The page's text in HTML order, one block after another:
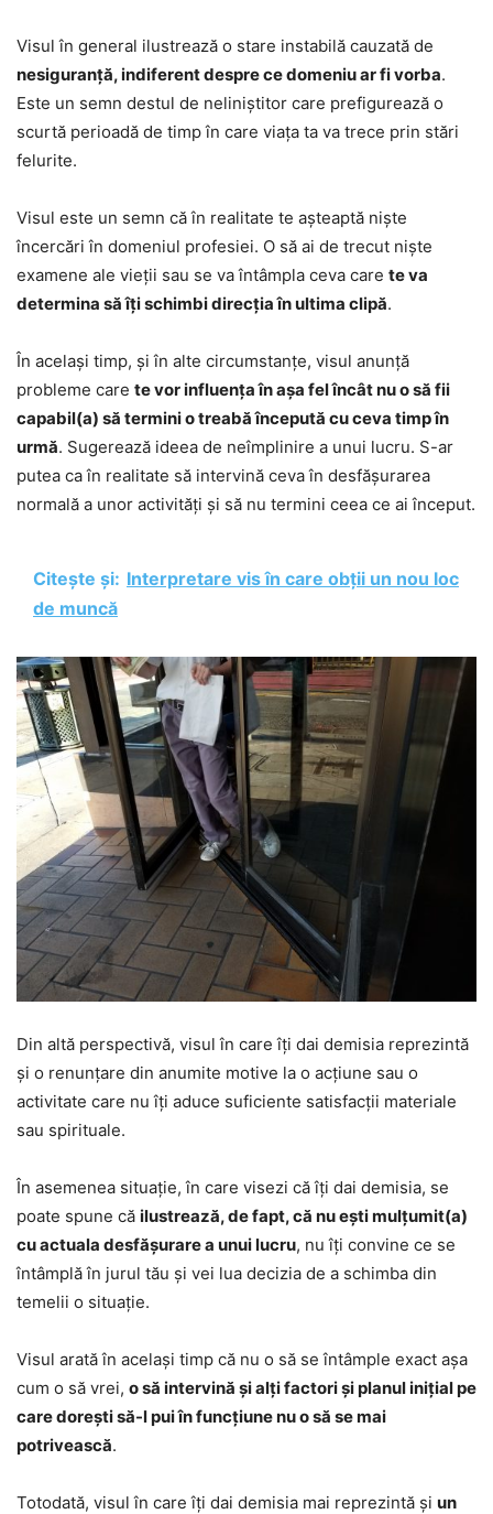
Visul în general ilustrează o stare instabilă cauzată de
nesiguranță, indiferent despre ce domeniu ar fi vorba.
Este un semn destul de neliniștitor care prefigurează o
scurtă perioadă de timp în care viața ta va trece prin stări
felurite.
Visul este un semn că în realitate te așteaptă niște
încercări în domeniul profesiei. O să ai de trecut niște
examene ale vieții sau se va întâmpla ceva care te va
determina să îți schimbi direcția în ultima clipă.
În același timp, și în alte circumstanțe, visul anunță
probleme care te vor influența în așa fel încât nu o să fii
capabil(a) să termini o treabă începută cu ceva timp în
urmă. Sugerează ideea de neîmplinire a unui lucru. S-ar
putea ca în realitate să intervină ceva în desfășurarea
normală a unor activități și să nu termini ceea ce ai început.
Citește și: Interpretare vis în care obții un nou loc
de muncă
Din altă perspectivă, visul în care îți dai demisia reprezintă
și o renunțare din anumite motive la o acțiune sau o
activitate care nu îți aduce suficiente satisfacții materiale
sau spirituale.
În asemenea situație, în care visezi că îți dai demisia, se
poate spune că ilustrează, de fapt, că nu ești mulțumit(a)
cu actuala desfășurare a unui lucru, nu îți convine ce se
întâmplă în jurul tău și vei lua decizia de a schimba din
temelii o situație.
Visul arată în același timp că nu o să se întâmple exact așa
cum o să vrei, o să intervină și alți factori și planul inițial pe
care dorești să-l pui în funcțiune nu o să se mai
potrivească.
Totodată, visul în care îți dai demisia mai reprezintă și un